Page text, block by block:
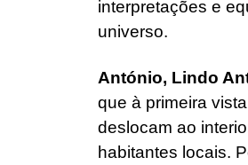
interpretações e
universo.
António, Lindo
que à primeira
deslocam ao
habitantes locais.